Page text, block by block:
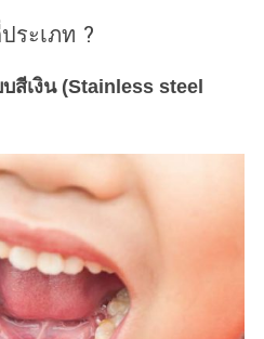
ระเภท ?
เงิน (Stainless steel